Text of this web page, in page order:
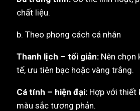
chất liệu.
b. Theo phong cách cá nhân
Thanh lịch – tối giản: Nên chọn
tế, ưu tiên bạc hoặc vàng trắng.
Cá tính – hiện đại: Hợp với thiết
màu sắc tương phản.